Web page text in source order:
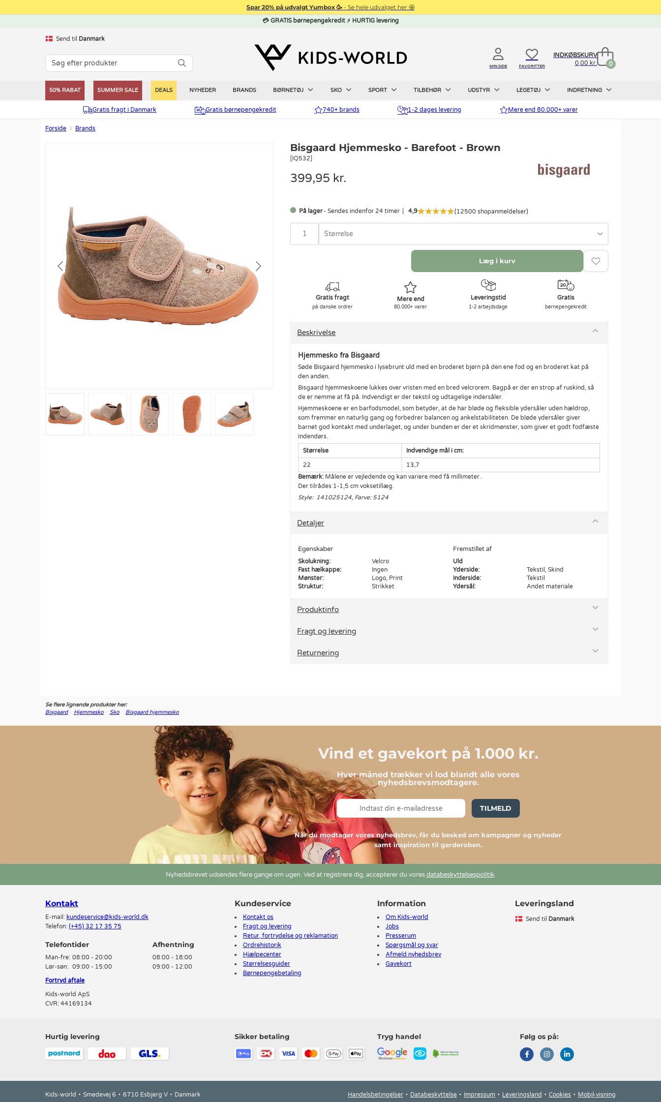
Spar 20% på udvalgt Yumbox 🥳 - Se hele udvalget her 🤩
💳 GRATIS børnepengekredit ⚡ HURTIG levering
Send til Danmark
MIN SIDE FAVORITTER
INDKØBSKURV
0,00 kr.
0
50% RABAT SUMMER SALE DEALS NYHEDER BRANDS BØRNETØJ SKO SPORT TILBEHØR UDSTYR LEGETØJ INDRETNING
Gratis fragt i Danmark Gratis børnepengekredit 740+ brands 1-2 dages levering Mere end 80.000+ varer
Forside Brands
Bisgaard Hjemmesko - Barefoot - Brown
[IQ532]
399,95 kr.
På lager - Sendes indenfor 24 timer 4,9 (12500 shopanmeldelser)
Størrelse
Læg i kurv
Gratis fragt
på danske ordrer
Mere end
80.000+ varer
Leveringstid
1-2 arbejdsdage
Gratis
børnepengekredit
Beskrivelse
Hjemmesko fra Bisgaard
Søde Bisgaard hjemmesko i lysebrunt uld med en broderet bjørn på den ene fod og en broderet kat på
den anden.
Bisgaard hjemmeskoene lukkes over vristen med en bred velcrorem. Bagpå er der en strop af ruskind, så
de er nemme at få på. Indvendigt er der tekstil og udtagelige indersåler.
Hjemmeskoene er en barfodsmodel, som betyder, at de har bløde og fleksible ydersåler uden hældrop,
som fremmer en naturlig gang og forbedrer balancen og ankelstabiliteten. De bløde ydersåler giver
barnet god kontakt med underlaget, og under bunden er der et skridmønster, som giver et godt fodfæste
indendørs.
Størrelse Indvendige mål i cm:
22
13,7
Bemærk: Målene er vejledende og kan variere med få millimeter.
Der tilrådes 1-1,5 cm voksetillæg.
Style: 141025124, Farve: 5124
Detaljer
Egenskaber
Skolukning:
Velcro
Fast hælkappe:
Ingen
Mønster:
Logo, Print
Struktur:
Strikket
Fremstillet af
Uld
Yderside:
Tekstil, Skind
Inderside:
Tekstil
Ydersål:
Andet materiale
Produktinfo
Fragt og levering
Returnering
Se flere lignende produkter her:
Bisgaard
Hjemmesko Sko Bisgaard hjemmesko
Vind et gavekort på 1.000 kr.
Hver måned trækker vi lod blandt alle vores
nyhedsbrevsmodtagere.
TILMELD
Når du modtager vores nyhedsbrev, får du besked om kampagner og nyheder
samt inspiration til garderoben.
Nyhedsbrevet udsendes flere gange om ugen. Ved at registrere dig, accepterer du voresdatabeskyttelsespolitik.
Kontakt
E-mail: kundeservice@kids-world.dk
Telefon: (+45) 32 17 35 75
Telefontider
Man-fre: 08:00 - 20:00
Lør-søn: 09:00 - 15:00
08:00 - 18:00
09:00 - 12:00
Fortryd aftale
Kids-world ApS
CVR: 44169134
Kundeservice
Kontakt os
Fragt og levering
Retur, fortrydelse og reklamation
Ordrehistorik
Hjælpecenter
Størrelsesguider
Børnepengebetaling
Information
Om Kids-world
Jobs
Presserum
Spørgsmål og svar
Afmeld nyhedsbrev
Gavekort
Leveringsland
Send til Danmark
Sikker betaling
Hurtig levering Tryg handel Følg os på:
Handelsbetingelser Databeskyttelse Impressum Leveringsland Cookies Mobil-visning
Kids-world Smedevej 6 6710 Esbjerg V Danmark